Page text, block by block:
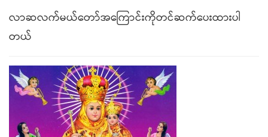
လာဆလက်မယ်တော်အကြောင်းကိုတင်ဆက်ပေးထားပါ
တယ်